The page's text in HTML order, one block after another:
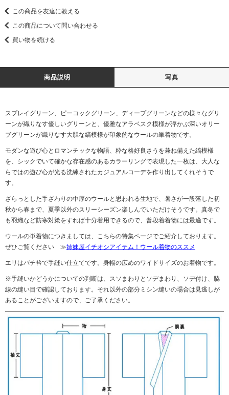
この商品を友達に教える
この商品について問い合わせる
買い物を続ける
商品説明 写真
スプレイグリーン、ピーコックグリーン、ディープグリーンなどの様々なグリ
ーンが織りなす優しいグリーンと、優雅なアラベスク模様が浮かぶ深いオリー
ブグリーンが織りなす大胆な縞模様が印象的なウールの単着物です。
モダンな遊び心とロマンチックな物語、粋な格好良さうを兼ね備えた縞模様
を、シックでいて確かな存在感のあるカラーリングで表現した一枚は、大人な
らではの遊び心が光る洗練されたカジュアルコーデを作り出してくれそうで
す。
ざらっとした手ざわりの中厚のウールと思われる生地で、暑さが一段落した初
秋から春まで、夏季以外のスリーシーズン楽しんでいただけそうです。真冬で
も羽織など防寒対策をすれば十分着用できるので、普段着着物には最適です。
ウールの単着物につきましては、こちらの特集ページでご紹介しております。
ぜひご覧ください ≫姉妹屋イチオシアイテム！ウール着物のススメ
エリはバチ衿で手縫い仕立てです。身幅の広めのワイドサイズのお着物です。
※手縫いかどうかについての判断は、スソまわりとソデまわり、ソデ付け、脇
線の縫い目で確認しております。それ以外の部分ミシン縫いの場合は見逃しが
あることがございますので、ご了承ください。